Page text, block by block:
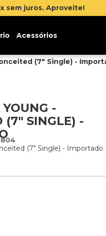
sem juros. Aproveite!
Acessórios
(7" Single) -
-
(7" SINGLE) -
(7" Single) - Importado